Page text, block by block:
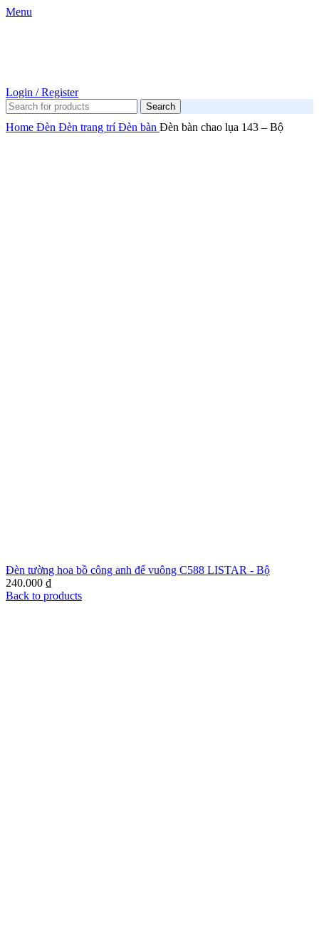
Menu
Login / Register
Search
Home Đèn Đèn trang tríĐèn bàn Đèn bàn chao lụa 143 – Bộ
Đèn tường hoa bồ công anh đế vuông C588 LISTAR - Bộ
240.000 ₫
Back to products